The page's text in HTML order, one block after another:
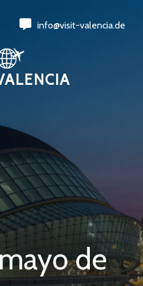
info@visit-valencia.de
de